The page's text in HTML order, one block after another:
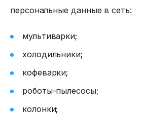
персональные данные в сеть:
мультиварки;
холодильники;
кофеварки;
роботы-пылесосы;
колонки;